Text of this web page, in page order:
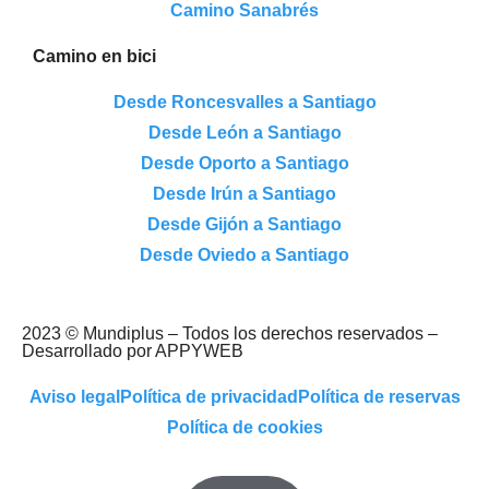
Camino Sanabrés
Camino en bici
Desde Roncesvalles a Santiago
Desde León a Santiago
Desde Oporto a Santiago
Desde Irún a Santiago
Desde Gijón a Santiago
Desde Oviedo a Santiago
2023 © Mundiplus – Todos los derechos reservados –
Desarrollado por APPYWEB
Aviso legal Política de privacidad Política de reservas
Política de cookies